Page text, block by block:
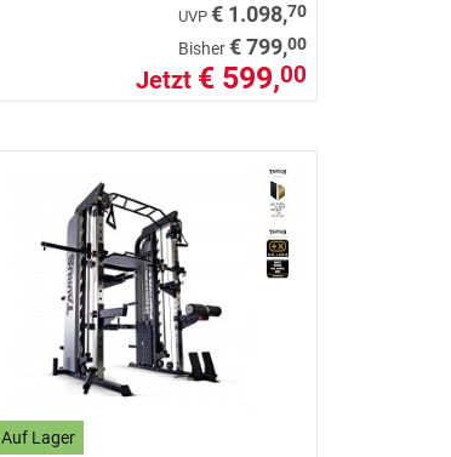
UVP € 1.098,70
Bisher€ 799,00
Jetzt € 599,00
Auf Lager